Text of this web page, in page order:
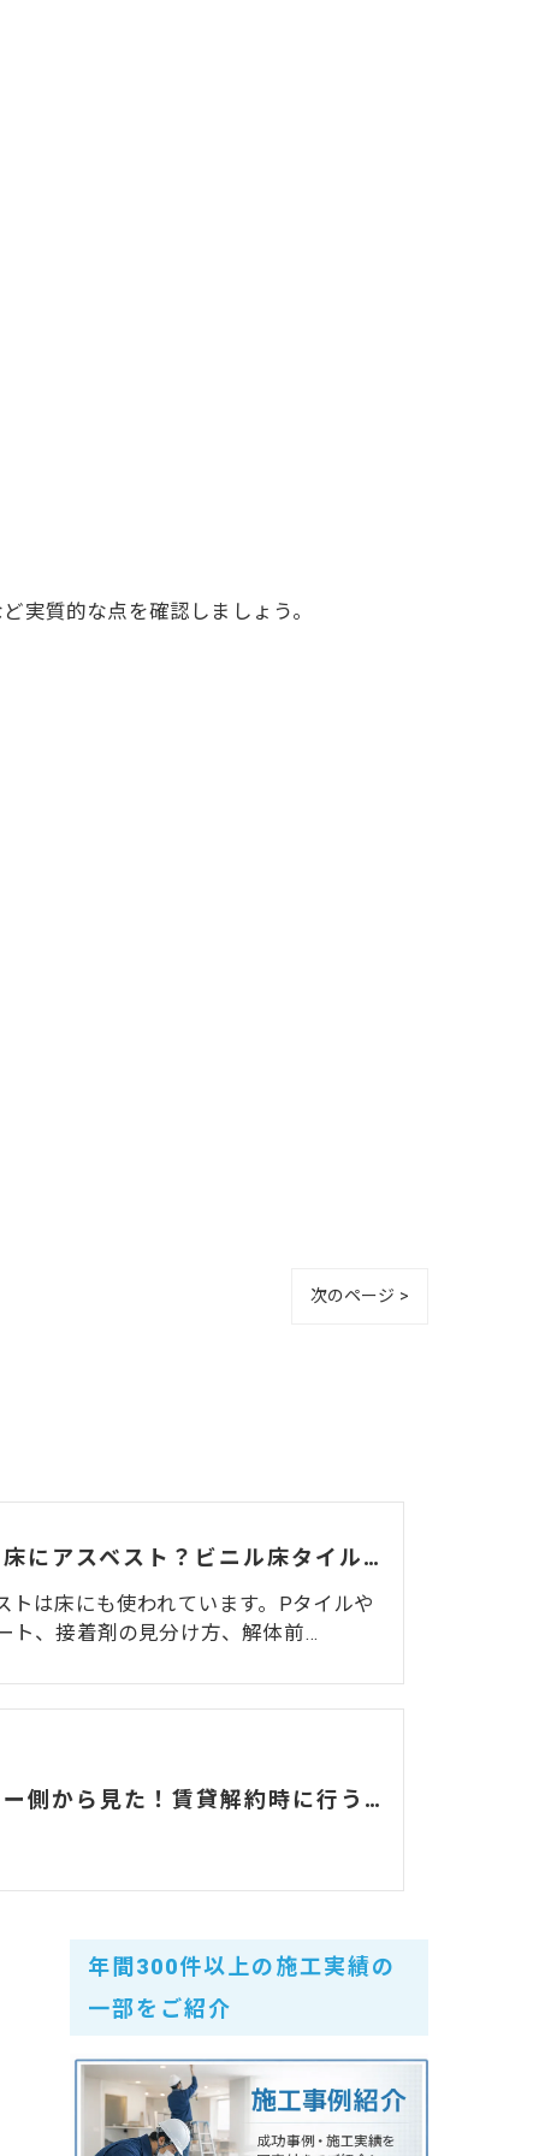
実質的な点を確認しましょう。
次のページ >
店舗の床にアスベスト？ビニル床タイル（Pタイル）・長尺シート（ビニル床シート）・接着剤の見分け方と解体前の注意点
トは床にも使われています。Pタイルや
ト、接着剤の見分け方、解体前…
オーナー側から見た！賃貸解約時に行う原状回復のあれこれ！！
年間300件以上の施工実績の
一部をご紹介